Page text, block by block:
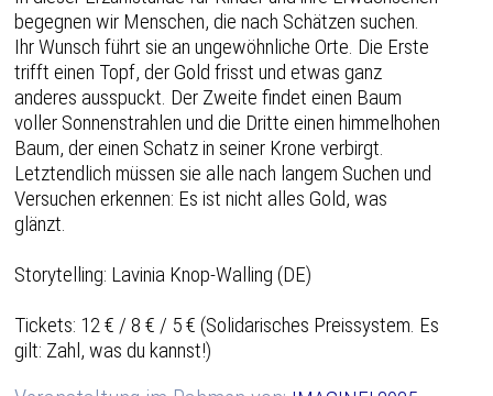
begegnen wir Menschen, die nach Schätzen suchen.
Ihr Wunsch führt sie an ungewöhnliche Orte. Die Erste
trifft einen Topf, der Gold frisst und etwas ganz
anderes ausspuckt. Der Zweite findet einen Baum
voller Sonnenstrahlen und die Dritte einen himmelhohen
Baum, der einen Schatz in seiner Krone verbirgt.
Letztendlich müssen sie alle nach langem Suchen und
Versuchen erkennen: Es ist nicht alles Gold, was
glänzt.
Storytelling: Lavinia Knop-Walling (DE)
Tickets: 12 € / 8 € / 5 € (Solidarisches Preissystem. Es
gilt: Zahl, was du kannst!)